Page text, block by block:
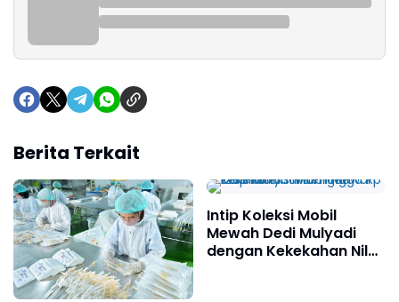
Berita Terkait
Intip Koleksi Mobil
Mewah Dedi Mulyadi
dengan Kekekahan Nilai